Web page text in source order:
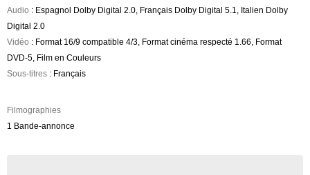
Audio : Espagnol Dolby Digital 2.0, Français Dolby Digital 5.1, Italien Dolby
Digital 2.0
Vidéo : Format 16/9 compatible 4/3, Format cinéma respecté 1.66, Format
DVD-5, Film en Couleurs
Sous-titres : Français
Filmographies
1 Bande-annonce